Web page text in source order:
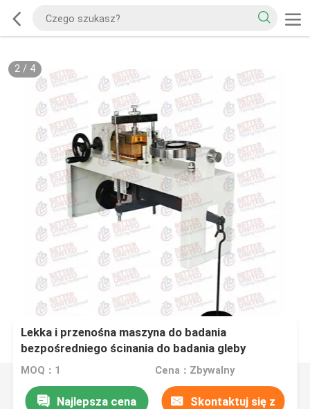
2/ 4
Lekka i przenośna maszyna do badania
bezpośredniego ścinania do badania gleby
MOQ：1 Cena：Zbywalny
Najlepsza cena Skontaktuj się z